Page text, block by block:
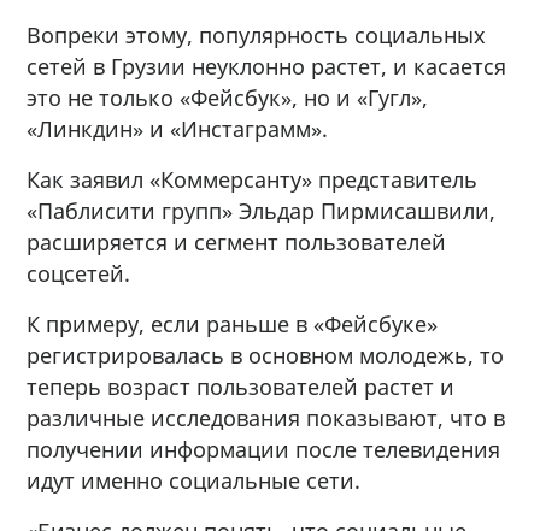
Вопреки этому, популярность социальных
сетей в Грузии неуклонно растет, и касается
это не только «Фейсбук», но и «Гугл»,
«Линкдин» и «Инстаграмм».
Как заявил «Коммерсанту» представитель
«Паблисити групп» Эльдар Пирмисашвили,
расширяется и сегмент пользователей
соцсетей.
К примеру, если раньше в «Фейсбуке»
регистрировалась в основном молодежь, то
теперь возраст пользователей растет и
различные исследования показывают, что в
получении информации после телевидения
идут именно социальные сети.